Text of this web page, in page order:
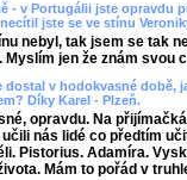
- v Portugálii jste opravdu
jste se ve stínu
nebyl, tak jsem se tak
jen že znám svou
dostal v hodokvasné
Díky Karel - Plzeň.
opravdu. Na
nás lidé co předtím
Pistorius. Adamíra.
Mám to pořád v